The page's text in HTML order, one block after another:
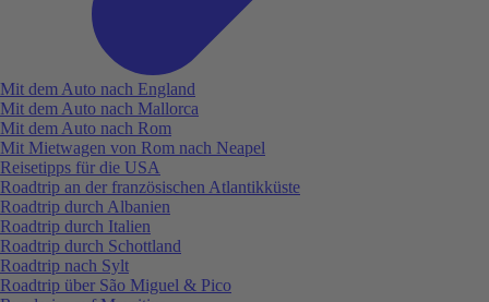
Mit dem Auto nach England
Mit dem Auto nach Mallorca
Mit dem Auto nach Rom
Mit Mietwagen von Rom nach Neapel
Reisetipps für die USA
Roadtrip an der französischen Atlantikküste
Roadtrip durch Albanien
Roadtrip durch Italien
Roadtrip durch Schottland
Roadtrip nach Sylt
Roadtrip über São Miguel & Pico